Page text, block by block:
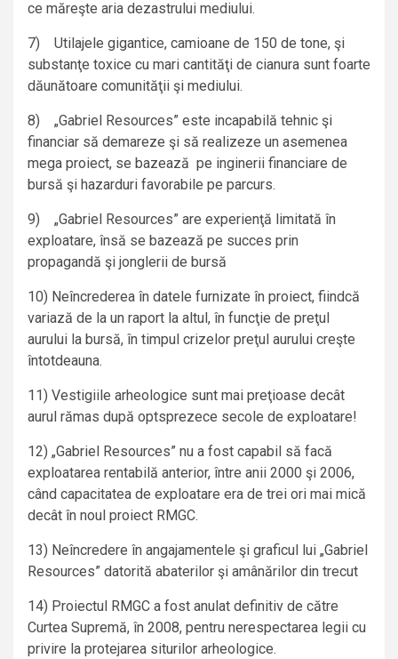
ce măreşte aria dezastrului mediului.
7) Utilajele gigantice, camioane de 150 de tone, şi
substanţe toxice cu mari cantităţi de cianura sunt foarte
dăunătoare comunităţii şi mediului.
8) „Gabriel Resources” este incapabilă tehnic şi
financiar să demareze şi să realizeze un asemenea
mega proiect, se bazează pe inginerii financiare de
bursă şi hazarduri favorabile pe parcurs.
9) „Gabriel Resources” are experienţă limitată în
exploatare, însă se bazează pe succes prin
propagandă şi jonglerii de bursă
10) Neîncrederea în datele furnizate în proiect, fiindcă
variază de la un raport la altul, în funcţie de preţul
aurului la bursă, în timpul crizelor preţul aurului creşte
întotdeauna.
11) Vestigiile arheologice sunt mai preţioase decât
aurul rămas după optsprezece secole de exploatare!
12) „Gabriel Resources” nu a fost capabil să facă
exploatarea rentabilă anterior, între anii 2000 şi 2006,
când capacitatea de exploatare era de trei ori mai mică
decât în noul proiect RMGC.
13) Neîncredere în angajamentele şi graficul lui „Gabriel
Resources” datorită abaterilor şi amânărilor din trecut
14) Proiectul RMGC a fost anulat definitiv de către
Curtea Supremă, în 2008, pentru nerespectarea legii cu
privire la protejarea siturilor arheologice.